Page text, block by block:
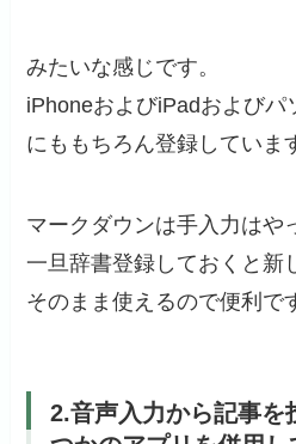
みたいな感じです。
iPhoneおよびiPadおよびパ
にももちろん登録していま
マークダウンは手入力はや
一旦辞書登録しておくと新
そのまま使えるので便利で
2.音声入力から記事を